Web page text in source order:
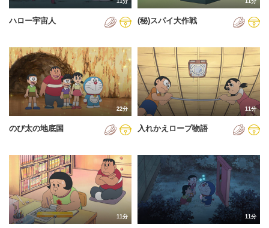
ハロー宇宙人 (秘)スパイ大作戦
22分
のび太の地底国
11分
入れかえロープ物語
11分 11分